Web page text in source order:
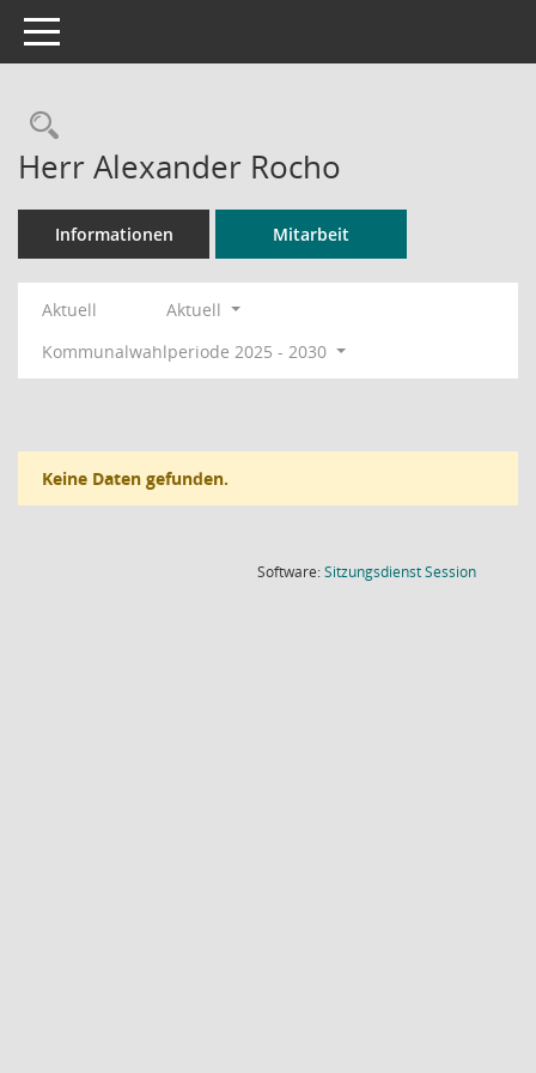
Toggle navigation
Rechercheauswahl
Herr Alexander Rocho
Informationen Mitarbeit
Aktuell
Aktuell
Kommunalwahlperiode 2025 - 2030
Keine Daten gefunden.
Software:SitzungsdienstSession(Wird in